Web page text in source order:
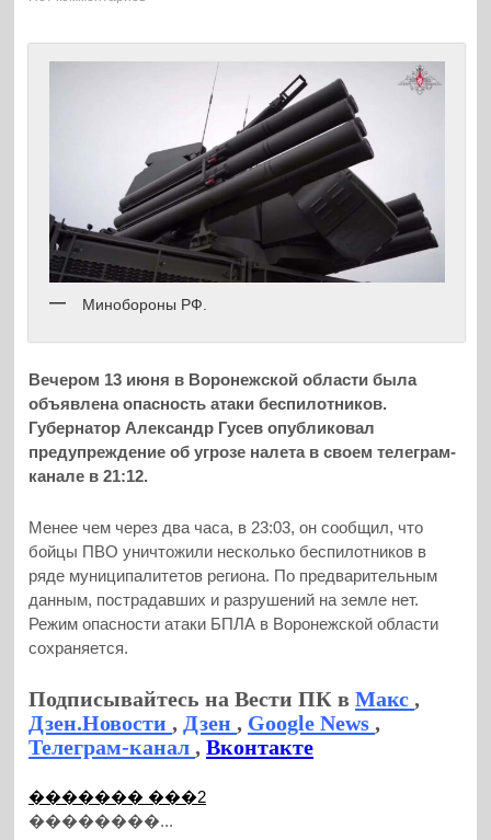
Минобороны РФ.
Вечером 13 июня в Воронежской области была
объявлена опасность атаки беспилотников.
Губернатор Александр Гусев опубликовал
предупреждение об угрозе налета в своем телеграм-
канале в 21:12.
Менее чем через два часа, в 23:03, он сообщил, что
бойцы ПВО уничтожили несколько беспилотников в
ряде муниципалитетов региона. По предварительным
данным, пострадавших и разрушений на земле нет.
Режим опасности атаки БПЛА в Воронежской области
сохраняется.
Подписывайтесь на Вести ПК вМакс,
Дзен.Новости, Дзен, Google News,
Телеграм-канал,Вконтакте
������� ���2
��������...